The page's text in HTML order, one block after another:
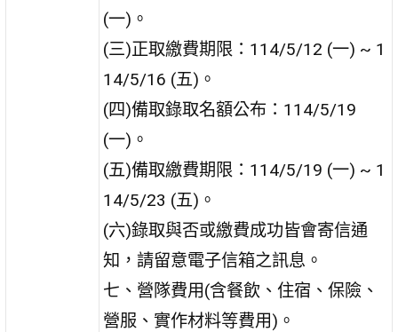
(一)。
(三)正取繳費期限：114/5/12 (一) ~ 1
14/5/16 (五)。
(四)備取錄取名額公布：114/5/19
(一)。
(五)備取繳費期限：114/5/19 (一) ~ 1
14/5/23 (五)。
(六)錄取與否或繳費成功皆會寄信通
知，請留意電子信箱之訊息。
七、營隊費用(含餐飲、住宿、保險、
營服、實作材料等費用)。